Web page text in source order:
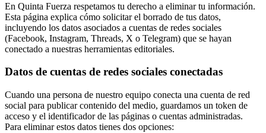
En Quinta Fuerza respetamos tu derecho a eliminar tu información.
Esta página explica cómo solicitar el borrado de tus datos,
incluyendo los datos asociados a cuentas de redes sociales
(Facebook, Instagram, Threads, X o Telegram) que se hayan
conectado a nuestras herramientas editoriales.
Datos de cuentas de redes sociales conectadas
Cuando una persona de nuestro equipo conecta una cuenta de red
social para publicar contenido del medio, guardamos un token de
acceso y el identificador de las páginas o cuentas administradas.
Para eliminar estos datos tienes dos opciones: